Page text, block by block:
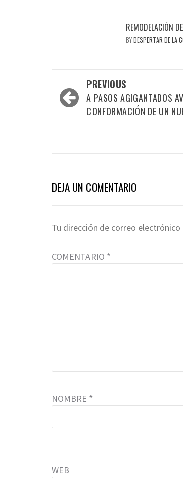
REMODELACIÓN
BYDESPERTAR DE LA
Post
navigation
PREVIOUS
A PASOS AGIGANTADOS
CONFORMACIÓN DE UN
DEJA UN COMENTARIO
Tu dirección de correo electrónico
COMENTARIO *
NOMBRE *
WEB